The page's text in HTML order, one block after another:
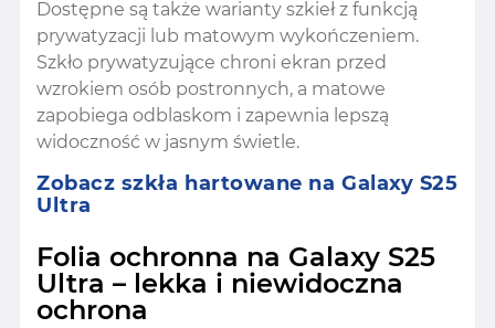
Dostępne są także warianty szkieł z funkcją
prywatyzacji lub matowym wykończeniem.
Szkło prywatyzujące chroni ekran przed
wzrokiem osób postronnych, a matowe
zapobiega odblaskom i zapewnia lepszą
widoczność w jasnym świetle.
Zobacz szkła hartowane na Galaxy S25
Ultra
Folia ochronna na Galaxy S25
Ultra – lekka i niewidoczna
ochrona